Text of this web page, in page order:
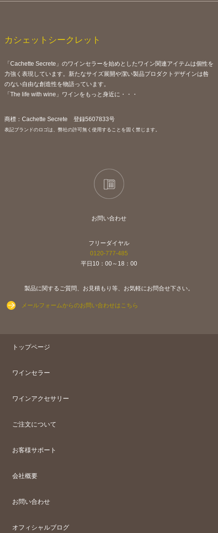
カシェットシークレット
「Cachette Secrete」のワインセラーを始めとしたワイン関連アイテムは個性を
力強く表現しています。新たなサイズ展開や潔い製品プロダクトデザインは咎
のない自由な創造性を物語っています。
「The life with wine」ワインをもっと身近に・・・
商標：Cachette Secrete 登録5607833号
表記ブランドのロゴは、弊社の許可無く使用することを固く禁じます。
お問い合わせ
フリーダイヤル
0120-777-485
平日10：00～18：00
製品に関するご質問、お見積もり等、お気軽にお問合せ下さい。
メールフォームからのお問い合わせはこちら
トップページ
ワインセラー
ワインアクセサリー
ご注文について
お客様サポート
会社概要
お問い合わせ
オフィシャルブログ